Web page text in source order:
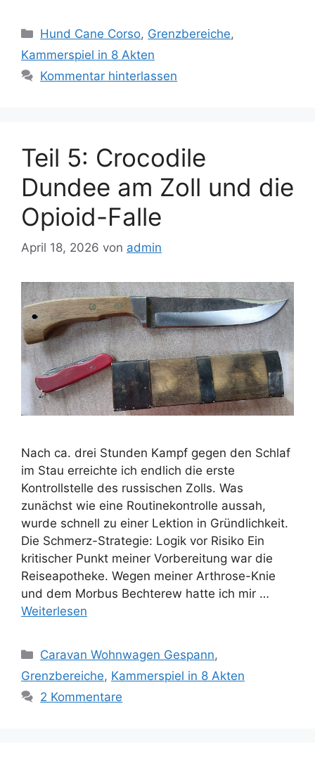
Kategorien
Hund Cane Corso, Grenzbereiche,
Kammerspiel in 8 Akten
Kommentar hinterlassen
Teil 5: Crocodile
Dundee am Zoll und die
Opioid-Falle
April 18, 2026 von admin
Nach ca. drei Stunden Kampf gegen den Schlaf
im Stau erreichte ich endlich die erste
Kontrollstelle des russischen Zolls. Was
zunächst wie eine Routinekontrolle aussah,
wurde schnell zu einer Lektion in Gründlichkeit.
Die Schmerz-Strategie: Logik vor Risiko Ein
kritischer Punkt meiner Vorbereitung war die
Reiseapotheke. Wegen meiner Arthrose-Knie
und dem Morbus Bechterew hatte ich mir …
Weiterlesen
Kategorien
Caravan Wohnwagen Gespann,
Grenzbereiche, Kammerspiel in 8 Akten
2 Kommentare